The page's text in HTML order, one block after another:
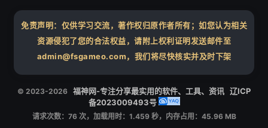
免责声明：仅供学习交流，著作权归原作者所有；如您认为相关
资源侵犯了您的合法权益，请附上权利证明发送邮件至
admin@fsgameo.com，我们将尽快核实并及时下架
© 2023-2026 福神网-专注分享最实用的软件、工具、资讯 辽ICP
备2023009493号
请求次数：76 次，加载用时：1.459 秒，内存占用：45.96 MB